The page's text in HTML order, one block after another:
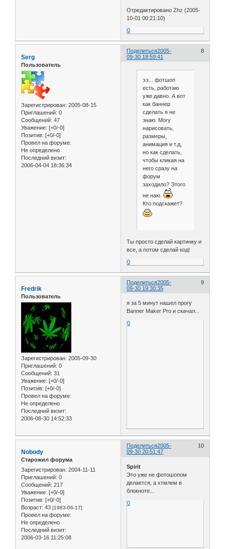
Отредактировано Zhz (2005-
10-01 00:21:10)
0
Поделиться 8
2005-
09-30 18:59:41
Serg
Пользователь
Зарегистрирован: 2005-08-15
Приглашений: 0
Сообщений: 47
Уважение: [+0/-0]
Позитив: [+0/-0]
Провел на форуме:
Не определено
Последний визит:
2006-04-04 18:36:34
ээ... фотшоп
есть, работаю
уже давно. А вот
как баннер
сделать я не
знаю. Могу
нарисовать,
размеры,
анимация и т.д,
но как сделать,
чтобы кликая на
него сразу на
форум
заходило? Этого
не наю
Кто подскажет?
Ты просто сделай картинку и
все, а потом сделай код!
0
Поделиться 9
2005-
09-30 19:30:35
Fredrik
Пользователь
Зарегистрирован: 2005-09-30
Приглашений: 0
Сообщений: 31
Уважение: [+0/-0]
Позитив: [+0/-0]
Провел на форуме:
Не определено
Последний визит:
2006-08-30 14:52:33
я за 5 минут нашел прогу
Banner Maker Pro и скачал...
0
Поделиться 10
2005-
09-30 20:51:47
Nobody
Старожил форума
Зарегистрирован: 2004-11-11
Приглашений: 0
Сообщений: 217
Уважение: [+0/-0]
Позитив: [+0/-0]
Возраст: 43 [1983-06-17]
Провел на форуме:
Не определено
Последний визит:
2006-03-16 11:25:08
Spirit
Это уже не фотошопом
делается, а хтмлем в
блокноте...
0